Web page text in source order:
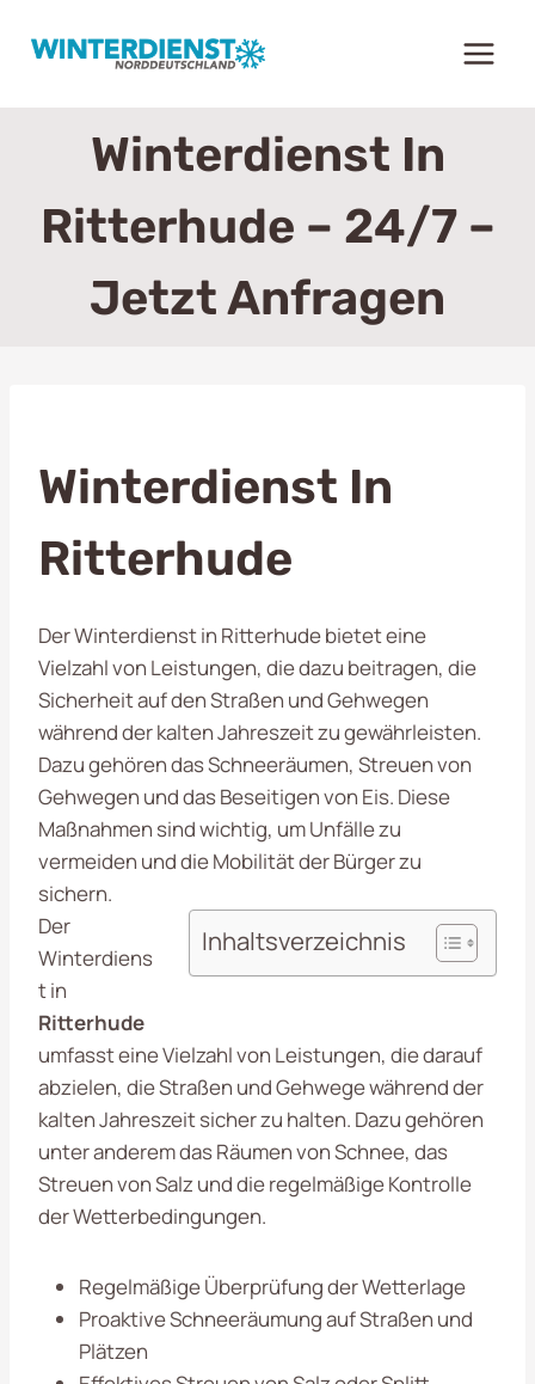
Inhalt
Winterdienst In
Ritterhude – 24/7 –
Jetzt Anfragen
Winterdienst In
Ritterhude
Der Winterdienst in Ritterhude bietet eine
Vielzahl von Leistungen, die dazu beitragen, die
Sicherheit auf den Straßen und Gehwegen
während der kalten Jahreszeit zu gewährleisten.
Dazu gehören das Schneeräumen, Streuen von
Gehwegen und das Beseitigen von Eis. Diese
Maßnahmen sind wichtig, um Unfälle zu
vermeiden und die Mobilität der Bürger zu
sichern.
Inhaltsverzeichnis
Der
Winterdiens
t in
Ritterhude
umfasst eine Vielzahl von Leistungen, die darauf
abzielen, die Straßen und Gehwege während der
kalten Jahreszeit sicher zu halten. Dazu gehören
unter anderem das Räumen von Schnee, das
Streuen von Salz und die regelmäßige Kontrolle
der Wetterbedingungen.
Regelmäßige Überprüfung der Wetterlage
Proaktive Schneeräumung auf Straßen und
Plätzen